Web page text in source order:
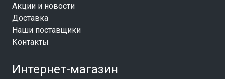
Акции и новости
Доставка
Наши поставщики
Контакты
Интернет-магазин